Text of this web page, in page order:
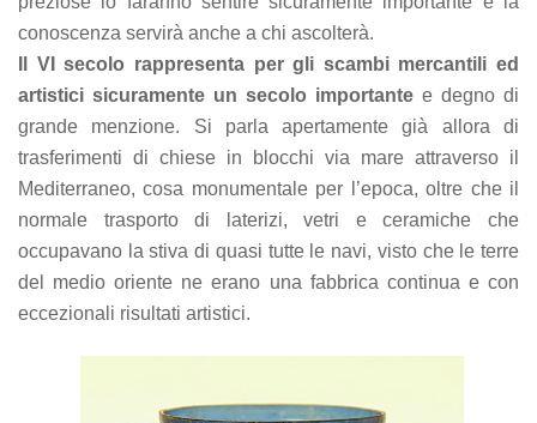
conoscenza servirà anche a chi ascolterà.
Il VI secolo rappresenta per gli scambi mercantili ed
artistici sicuramente un secolo importante e degno di
grande menzione. Si parla apertamente già allora di
trasferimenti di chiese in blocchi via mare attraverso il
Mediterraneo, cosa monumentale per l’epoca, oltre che il
normale trasporto di laterizi, vetri e ceramiche che
occupavano la stiva di quasi tutte le navi, visto che le terre
del medio oriente ne erano una fabbrica continua e con
eccezionali risultati artistici.